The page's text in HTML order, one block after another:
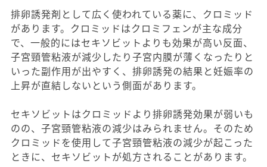
排卵誘発剤として広く使われている薬に、クロミッド
があります。クロミッドはクロミフェンが主な成分
で、一般的にはセキソビットよりも効果が高い反面、
子宮頸管粘液が減少したり子宮内膜が薄くなったりと
いった副作用が出やすく、排卵誘発の結果と妊娠率の
上昇が直結しないという側面があります。
セキソビットはクロミッドより排卵誘発効果が弱いも
のの、子宮頸管粘液の減少はみられません。そのため
クロミッドを使用して子宮頸管粘液の減少が起こった
ときに、セキソビットが処方されることがあります。